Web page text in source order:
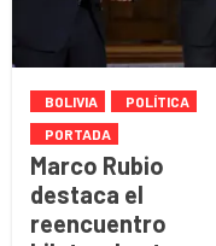
BOLIVIA
POLÍTICA
PORTADA
Marco Rubio
destaca el
reencuentro